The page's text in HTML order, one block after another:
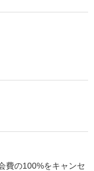
費の100%をキャンセ